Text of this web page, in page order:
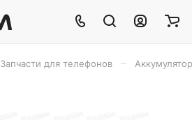
Запчасти для телефонов